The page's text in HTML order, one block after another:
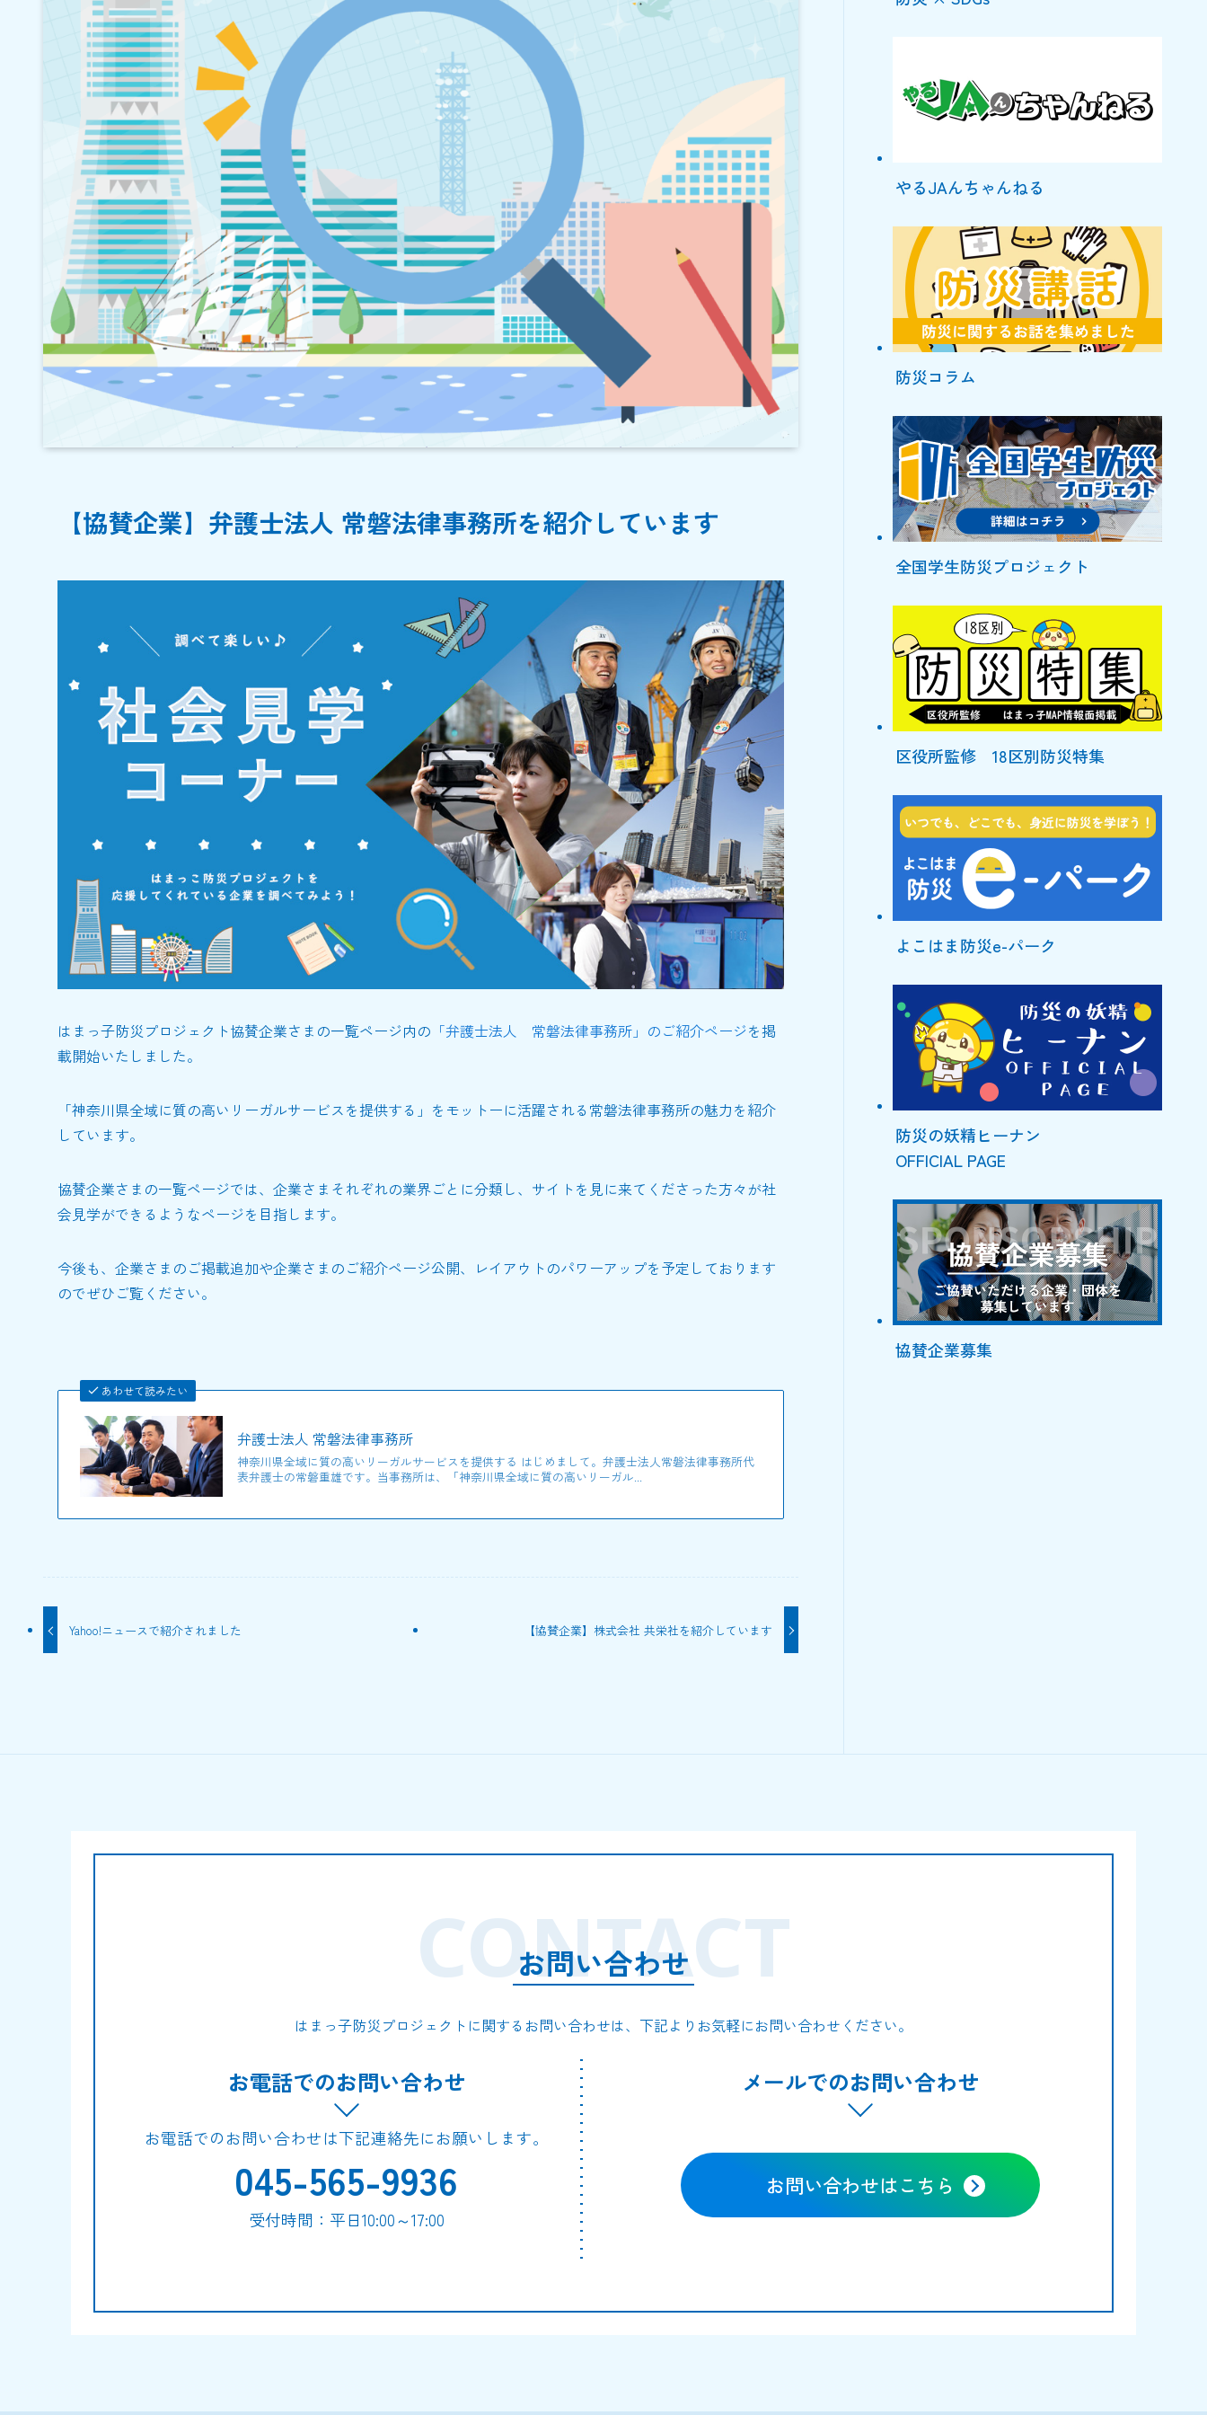
【協賛企業】弁護士法人 常磐法律事務所を紹介しています
はまっ子防災プロジェクト協賛企業さまの一覧ページ内の 「弁護士法人 常磐法律事務所」 のご紹介ページを掲
載開始いたしました。
「神奈川県全域に質の高いリーガルサービスを提供する」をモットーに活躍される常磐法律事務所の魅力を紹介
しています。
協賛企業さまの一覧ページでは、企業さまそれぞれの業界ごとに分類し、サイトを見に来てくださった方々が社
会見学ができるようなページを目指します。
今後も、企業さまのご掲載追加や企業さまのご紹介ページ公開、レイアウトのパワーアップを予定しております
のでぜひご覧ください。
あわせて読みたい
弁護士法人 常磐法律事務所
神奈川県全域に質の高いリーガルサービスを提供する はじめまして。弁護士法人常磐法律事務所代
表弁護士の常磐重雄です。当事務所は、「神奈川県全域に質の高いリーガル...
Yahoo!ニュースで紹介されました 【協賛企業】株式会社 共栄社を紹介しています
やるJAんちゃんねる
防災コラム
全国学生防災プロジェクト
区役所監修 18区別防災特集
よこはま防災e-パーク
防災の妖精ヒーナン
OFFICIAL PAGE
協賛企業募集
お問い合わせ
CONTACT
はまっ子防災プロジェクトに関するお問い合わせは、下記よりお気軽にお問い合わせください。
お電話でのお問い合わせ
お電話でのお問い合わせは下記連絡先にお願いします。
045-565-9936
受付時間：平日10:00～17:00
メールでのお問い合わせ
お問い合わせはこちら